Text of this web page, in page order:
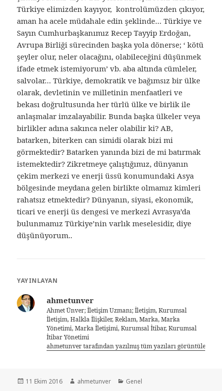
Türkiye elimizden kayıyor, kontrolümüzden çıkıyor,
aman ha acele müdahale edin şeklinde… Türkiye ve
Sayın Cumhurbaşkanımız Recep Tayyip Erdoğan,
Avrupa Birliği sürecinden başka yola dönerse; ‘ kötü
şeyler olur, neler olacağını, olabileceğini düşünmek
ifade etmek istemiyorum’ vb. aba altında cümleler,
salvolar… Türkiye, demokratik ve bağımsız bir ülke
olarak, devletinin ve milletinin menfaatleri ve
bekası doğrultusunda her türlü ülke ve birlik ile
anlaşmalar imzalayabilir. Bunda başka ülkeler veya
birlikler adına sakınca neler olabilir ki? AB,
batarken, biterken can simidi olarak bizi mi
görmektedir? Batarken yanında bizi de mi batırmak
istemektedir? Zikretmeye çalıştığımız, dünyanın
çekim merkezi ve enerji üssü konumundaki Asya
bölgesinde meydana gelen birlikte olmamız kimleri
rahatsız etmektedir? Dünyanın, siyasi, ekonomik,
ticari ve enerji üs dengesi ve merkezi Avrasya’da
bulunmamız Türkiye’nin varlık meselesidir, diye
düşünüyorum..
YAYINLAYAN
ahmetunver
Ahmet Ünver; İletişim Uzmanı; İletişim, Kurumsal
İletişim, Halkla İlişkiler, Reklam, Marka, Marka
Yönetimi, Marka İletişimi, Kurumsal İtibar, Kurumsal
İtibar Yönetimi
ahmetunver tarafından yazılmış tüm yazıları görüntüle
11 Ekim 2016 ahmetunver Genel